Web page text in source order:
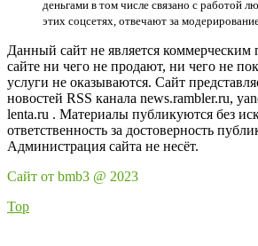
деньгами в том числе связано с работой
этих соцсетях, отвечают за
Данный сайт не является коммерческим
сайте ни чего не продают, ни чего не
услуги не оказываются. Сайт
новостей RSS канала news.rambler.ru,
lenta.ru . Материалы публикуются без
ответственность за достоверность
Администрация сайта не несёт.
Сайт от bmb3 @ 2023
Top